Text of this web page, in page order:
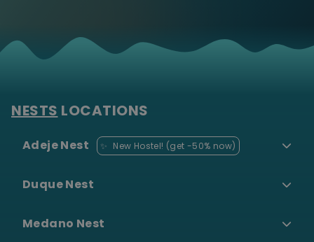
NESTS LOCATIONS
Adeje Nest ✨ New Hostel! (get -50% now)
Duque Nest
Medano Nest